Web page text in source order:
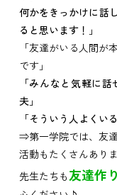
何かをきっかけに話
ると思います！」
「友達がいる人間が
です」
「みんなと気軽に
夫」
「そういう人よくい
⇒第一学院では、友
活動もたくさんあり
先生たちも 友達作